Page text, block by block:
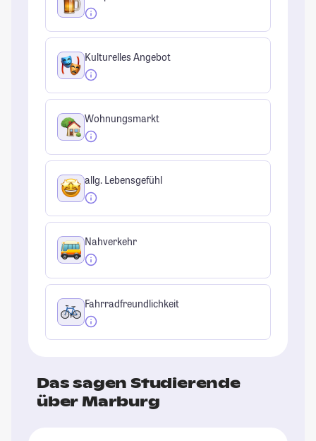
Kulturelles Angebot
Wohnungsmarkt
allg. Lebensgefühl
Nahverkehr
Fahrradfreundlichkeit
Das sagen Studierende
über Marburg